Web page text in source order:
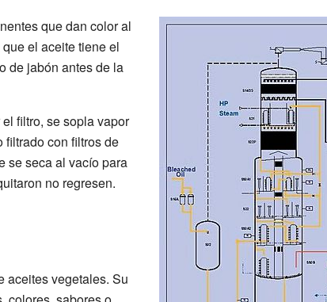
que dan color al
el aceite tiene el
de jabón antes de la
filtro, se sopla vapor
filtrado con filtros de
se seca al vacío para
no regresen.
aceites vegetales. Su